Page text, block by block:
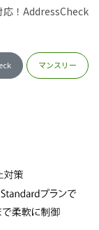
応！AddressCheck
マンスリー